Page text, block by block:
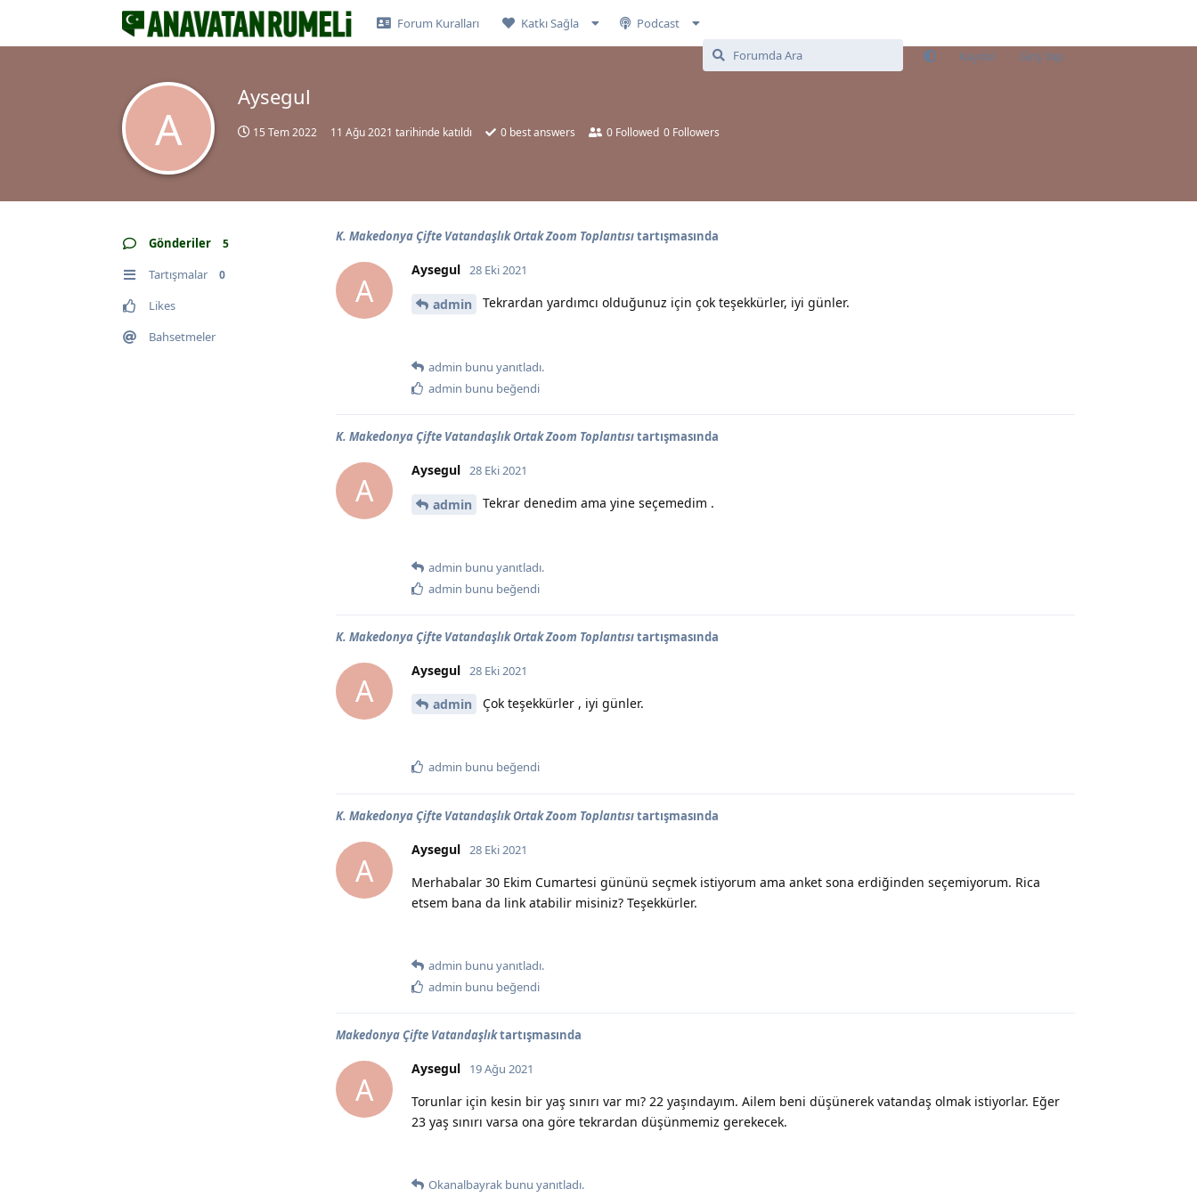
Forum Kuralları Katkı Sağla Podcast
Kaydol Giriş Yap
A
Aysegul
15 Tem 2022 11 Ağu 2021 tarihinde katıldı 0 best answers 0 Followed 0 Followers
Gönderiler 5
Tartışmalar 0
Likes
Bahsetmeler
K. Makedonya Çifte Vatandaşlık Ortak Zoom Toplantısıtartışmasında
A
Aysegul 28 Eki 2021
admin Tekrardan yardımcı olduğunuz için çok teşekkürler, iyi günler.
admin bunu yanıtladı.
admin bunu beğendi
K. Makedonya Çifte Vatandaşlık Ortak Zoom Toplantısıtartışmasında
A
Aysegul 28 Eki 2021
admin Tekrar denedim ama yine seçemedim .
admin bunu yanıtladı.
admin bunu beğendi
K. Makedonya Çifte Vatandaşlık Ortak Zoom Toplantısıtartışmasında
A
Aysegul 28 Eki 2021
admin Çok teşekkürler , iyi günler.
admin bunu beğendi
K. Makedonya Çifte Vatandaşlık Ortak Zoom Toplantısıtartışmasında
A
Aysegul 28 Eki 2021
Merhabalar 30 Ekim Cumartesi gününü seçmek istiyorum ama anket sona erdiğinden seçemiyorum. Rica
etsem bana da link atabilir misiniz? Teşekkürler.
admin bunu yanıtladı.
admin bunu beğendi
Makedonya Çifte Vatandaşlıktartışmasında
A
Aysegul 19 Ağu 2021
Torunlar için kesin bir yaş sınırı var mı? 22 yaşındayım. Ailem beni düşünerek vatandaş olmak istiyorlar. Eğer
23 yaş sınırı varsa ona göre tekrardan düşünmemiz gerekecek.
Okanalbayrak bunu yanıtladı.